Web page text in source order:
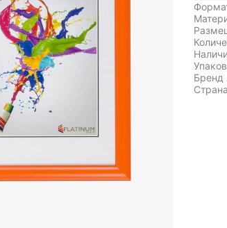
Бренд